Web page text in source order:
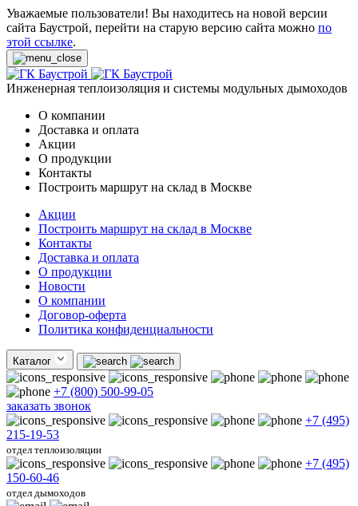
Уважаемые пользователи! Вы находитесь на новой версии
сайта Баустрой, перейти на старую версию сайта можно по
этой ссылке.
Инженерная теплоизоляция и системы модульных дымоходов
О компании
Доставка и оплата
Акции
О продукции
Контакты
Построить маршрут на склад в Москве
Акции
Построить маршрут на склад в Москве
Контакты
Доставка и оплата
О продукции
Новости
О компании
Договор-оферта
Политика конфиденциальности
Каталог
+7 (800) 500-99-05
заказать звонок
+7 (495)
215-19-53
отдел теплоизоляции
+7 (495)
150-60-46
отдел дымоходов